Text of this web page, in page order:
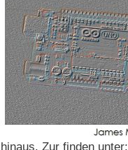
hinaus. Zur finden unter: